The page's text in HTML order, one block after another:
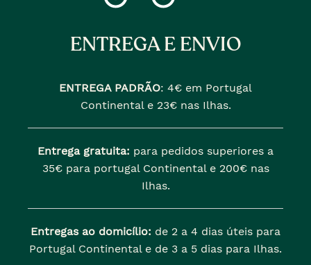
ENTREGA E ENVIO
ENTREGA PADRÃO: 4€ em Portugal
Continental e 23€ nas Ilhas.
Entrega gratuita: para pedidos superiores a
35€ para portugal Continental e 200€ nas
Ilhas.
Entregas ao domicílio: de 2 a 4 dias úteis para
Portugal Continental e de 3 a 5 dias para Ilhas.